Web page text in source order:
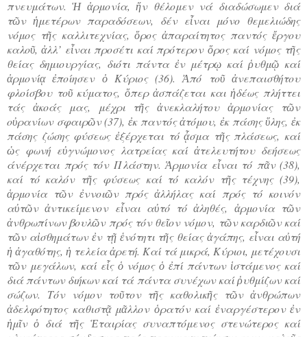
πνευμάτων. Ἡ ἁρμονία, ἥν θέλομεν νά διαδώσωμεν διά
τῶν ἡμετέρων παραδόσεων, δέν εἶναι μόνο θεμελιώδης
νόμος τῆς καλλιτεχνίας, ὅρος ἀπαραίτητος παντός ἔργου
καλοῦ, ἀλλ’ εἶναι προσέτι καί πρότερον ὅρος καί νόμος τῆς
θείας δημιουργίας, διότι πάντα ἐν μέτρῳ καί ῥυθμῷ καί
ἁρμονίᾳ ἐποίησεν ὁ Κύριος (36). Ἀπό τοῦ ἀνεπαισθήτου
φλοίσβου τοῦ κύματος, ὅπερ ἀσπάζεται και ἡδέως πλήττει
τάς ἀκοάς μας, μέχρι τῆς ἀνεκλαλήτου ἁρμονίας τῶν
οὐρανίων σφαιρῶν (37), ἐκ παντός ἀτόμου, ἐκ πάσης ὕλης, ἐκ
πάσης ζώσης φύσεως ἐξέρχεται τό ᾆσμα τῆς πλάσεως, καί
ὡς φωνή εὐγνώμονος λατρείας καί ἀτελευτήτου δεήσεως
άνέρχεται πρός τόν Πλάστην. Ἁρμονία εἶναι τό πᾶν (38),
καί τό καλόν τῆς φύσεως καί τό καλόν τῆς τέχνης (39),
ἁρμονία τῶν ἐννοιῶν πρός ἀλλήλας καί πρός τό κοινόν
αὐτῶν ἀντικείμενον εἶναι αὐτό τό ἀληθές, ἁρμονία τῶν
ἀνθρωπίνων βουλῶν πρός τόν θεῖον νόμον, τῶν καρδιῶν καί
τῶν αἰσθημάτων ἐν τῇ ἑνότητι τῆς θείας ἀγάπης, εἶναι αὐτή
ἡ ἀγαθότης, ἡ τελεία ἀρετή. Καί τά μικρά, Κύριοι, μετέχουσι
τῶν μεγάλων, καί εἷς ὁ νόμος ὁ ἐπί πάντων ἱστάμενος καί
διά πάντων διήκων καί τά πάντα συνέχων καί ῥυθμίζων καί
σώζων. Τόν νόμον τοῦτον τῆς καθολικῆς τῶν ἀνθρώπων
ἀδελφότητος καθιστᾷ μᾶλλον ὁρατόν καί ἐναργέστερον ἐν
ἡμῖν ὁ διά τῆς Ἑταιρίας συναπτόμενος στενώτερος καί